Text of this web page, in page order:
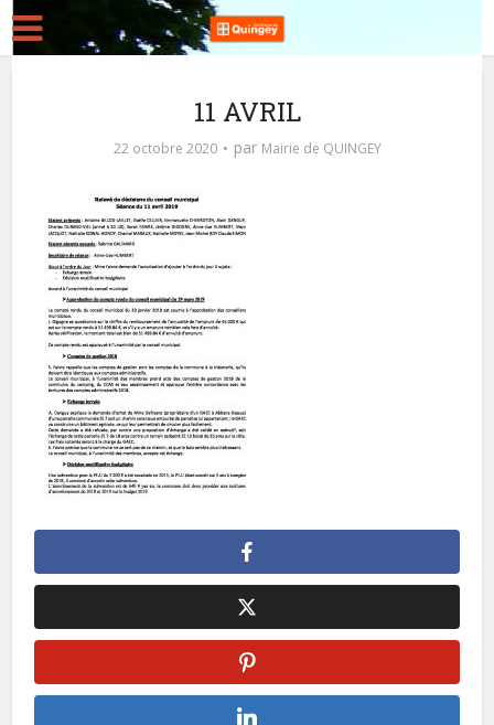
11 AVRIL
22 octobre 2020 par Mairie de QUINGEY